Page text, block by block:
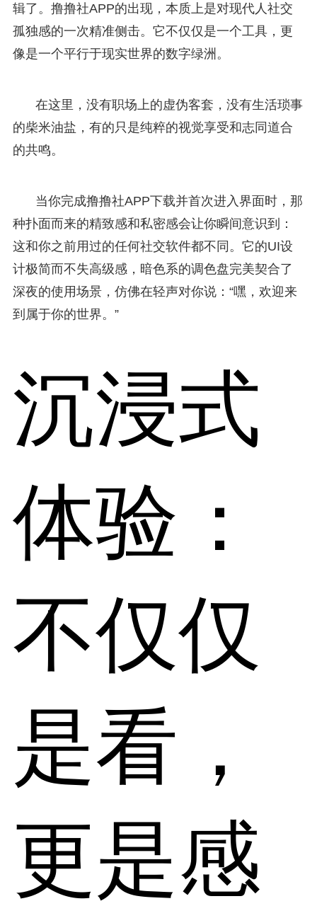
辑了。撸撸社APP的出现，本质上是对现代人社交
孤独感的一次精准侧击。它不仅仅是一个工具，更
像是一个平行于现实世界的数字绿洲。
在这里，没有职场上的虚伪客套，没有生活琐事
的柴米油盐，有的只是纯粹的视觉享受和志同道合
的共鸣。
当你完成撸撸社APP下载并首次进入界面时，那
种扑面而来的精致感和私密感会让你瞬间意识到：
这和你之前用过的任何社交软件都不同。它的UI设
计极简而不失高级感，暗色系的调色盘完美契合了
深夜的使用场景，仿佛在轻声对你说：“嘿，欢迎来
到属于你的世界。”
沉浸式
体验：
不仅仅
是看，
更是感